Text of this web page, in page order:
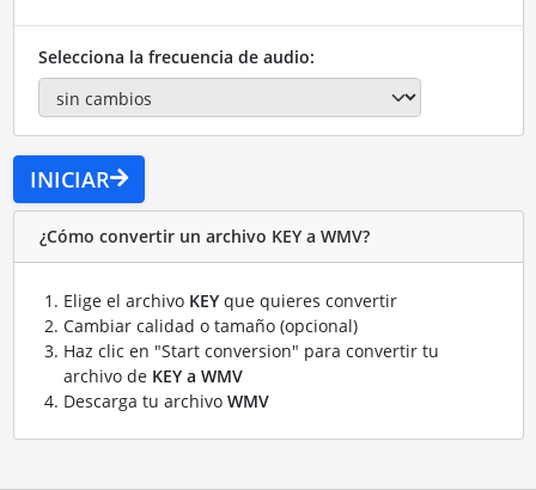
Selecciona la frecuencia de audio:
INICIAR
¿Cómo convertir un archivo KEY a WMV?
Elige el archivo KEYque quieres convertir
Cambiar calidad o tamaño (opcional)
Haz clic en "Start conversion" para convertir tu
archivo de KEY a WMV
Descarga tu archivo WMV